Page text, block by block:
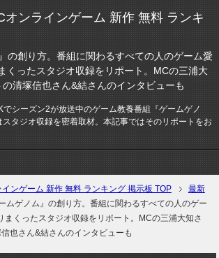
オンラインゲーム 新作 無料 ランキ
の創り方。番組に関わるすべての人のゲーム愛
くったスタジオ収録をリポート。MCの三浦大
清塚信也さん&結さんのインタビューも
シーズン2が放送中のゲーム教養番組『ゲームゲノ
タジオ収録を密着取材。本記事ではそのリポートをお
ンゲーム 新作 無料 ランキング 掲示板 TOP
最新
ムゲノム』の創り方。番組に関わるすべての人のゲー
まくったスタジオ収録をリポート。MCの三浦大知さ
也さん&結さんのインタビューも